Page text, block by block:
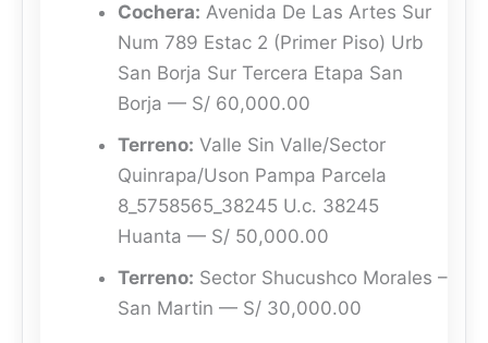
Cochera: Avenida De Las Artes Sur
Num 789 Estac 2 (Primer Piso) Urb
San Borja Sur Tercera Etapa San
Borja — S/ 60,000.00
Terreno: Valle Sin Valle/Sector
Quinrapa/Uson Pampa Parcela
8_5758565_38245 U.c. 38245
Huanta — S/ 50,000.00
Terreno: Sector Shucushco Morales –
San Martin — S/ 30,000.00